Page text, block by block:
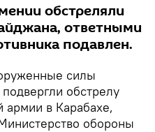
обстреляли
ответными
подавлен.
силы
обстрелу
армии в Карабахе,
обороны